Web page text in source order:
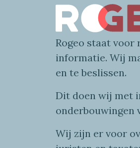
Rogeo staat voor
informatie. Wij
en te beslissen.
Dit doen wij met
onderbouwingen
Wij zijn er voor